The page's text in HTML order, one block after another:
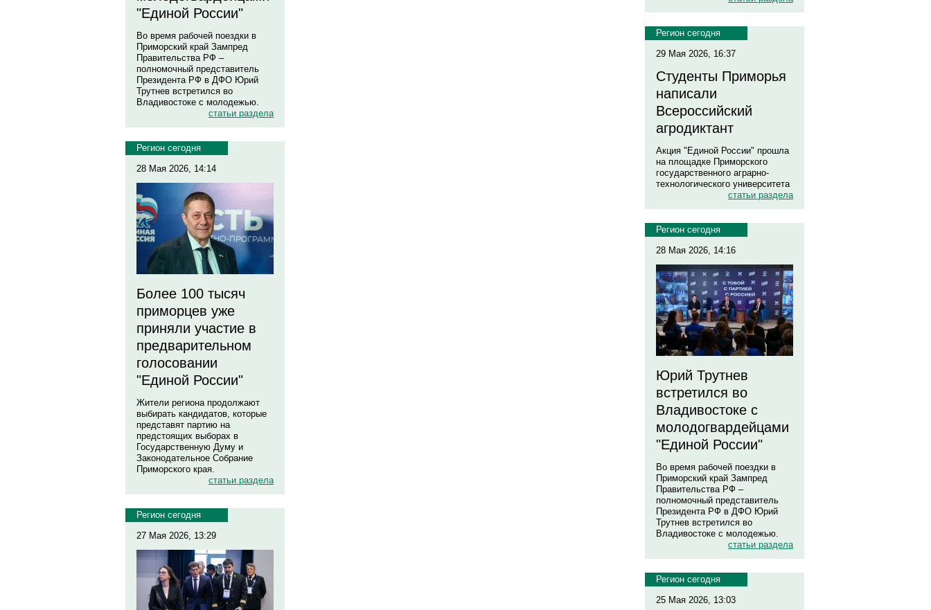
"Единой России"
Во время рабочей поездки в
Приморский край Зампред
Правительства РФ –
полномочный представитель
Президента РФ в ДФО Юрий
Трутнев встретился во
Владивостоке с молодежью.
статьи раздела
Регион сегодня
28 Мая 2026, 14:14
Более 100 тысяч
приморцев уже
приняли участие в
предварительном
голосовании
"Единой России"
Жители региона продолжают
выбирать кандидатов, которые
представят партию на
предстоящих выборах в
Государственную Думу и
Законодательное Собрание
Приморского края.
статьи раздела
Регион сегодня
27 Мая 2026, 13:29
Регион сегодня
29 Мая 2026, 16:37
Студенты Приморья
написали
Всероссийский
агродиктант
Акция "Единой России" прошла
на площадке Приморского
государственного аграрно-
технологического университета
статьи раздела
Регион сегодня
28 Мая 2026, 14:16
Юрий Трутнев
встретился во
Владивостоке с
молодогвардейцами
"Единой России"
Во время рабочей поездки в
Приморский край Зампред
Правительства РФ –
полномочный представитель
Президента РФ в ДФО Юрий
Трутнев встретился во
Владивостоке с молодежью.
статьи раздела
Регион сегодня
25 Мая 2026, 13:03